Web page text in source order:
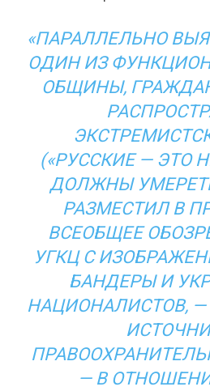
«ПАРАЛЛЕЛЬНО
ОДИН ИЗ
ОБЩИНЫ,
(«РУССКИЕ — ЭТО
ДОЛЖНЫ
РАЗМЕСТИЛ В
ВСЕОБЩЕЕ
УГКЦ С
БАНДЕРЫ И
НАЦИОНАЛИСТОВ, —
— В